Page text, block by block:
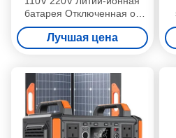
батарея Отключенная от
сети портативный
солнечный генератор
1000W 1500W 2000W
электростанция
Лучшая цена